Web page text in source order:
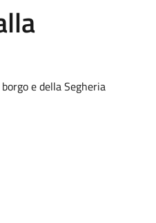
e della Segheria